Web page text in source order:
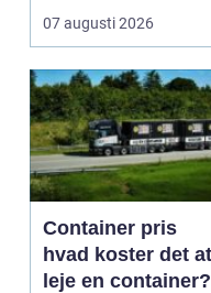
cha...
07 augusti 2026
Container pris
hvad koster det at
leje en container?